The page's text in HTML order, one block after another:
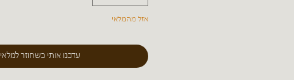
אזל מהמלאי
עדכנו אותי כשחוזר למלאי